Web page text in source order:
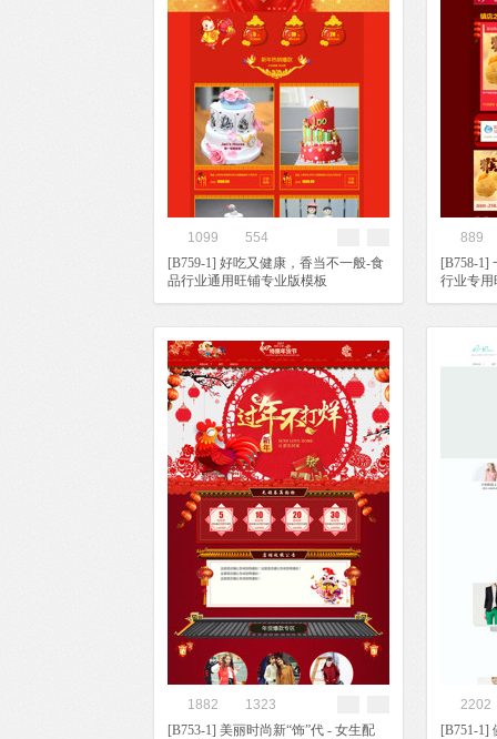
1099
554
[B759-1] 好吃又健康，香当不一般-食
品行业通用旺铺专业版模板
889
[B758-1]
行业专用
1882
1323
[B753-1] 美丽时尚新“饰”代 - 女生配
2202
[B751-1]